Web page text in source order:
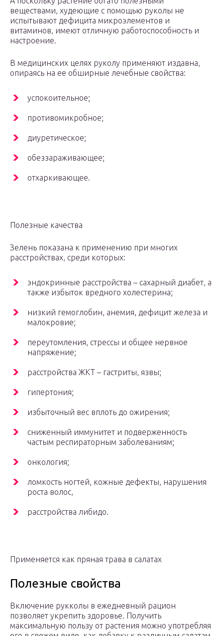
веществами, худеющие с помощью руколы не
испытывают дефицита микроэлементов и
витаминов, имеют отличную работоспособность и
настроение.
В медицинских целях руколу применяют издавна,
опираясь на ее обширные лечебные свойства:
успокоительное;
противомикробное;
диуретическое;
обеззараживающее;
отхаркивающее.
Полезные качества
Зелень показана к применению при многих
расстройствах, среди которых:
эндокринные расстройства – сахарный диабет, а
также избыток вредного холестерина;
низкий гемоглобин, анемия, дефицит железа и
малокровие;
переутомления, стрессы и общее нервное
напряжение;
расстройства ЖКТ – гастриты, язвы;
гипертония;
избыточный вес вплоть до ожирения;
сниженный иммунитет и подверженность
частым респираторным заболеваниям;
онкология;
ломкость ногтей, кожные дефекты, нарушения
роста волос,
расстройства либидо.
Применяется как пряная трава в салатах
Полезные свойства
Включение рукколы в ежедневный рацион
позволяет укрепить здоровье. Получить
максимальную пользу от растения можно употребляя